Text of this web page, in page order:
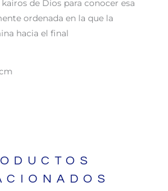
de Dios para conocer esa
ordenada en la que la
hacia el final